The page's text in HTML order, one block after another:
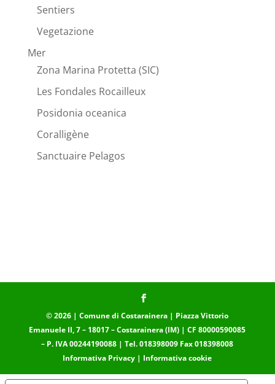
Sentiers
Vegetazione
Mer
Zona Marina Protetta (SIC)
Les Fondales Rocailleux
Posidonia oceanica
Coralligène
Sanctuaire Pelagos
© 2026 | Comune di Costarainera | Piazza Vittorio
Emanuele II, 7 – 18017 – Costarainera (IM) | CF 80000590085
– P. IVA 00244190088 | Tel. 018398009 Fax 018398008
Informativa Privacy | Informativa cookie